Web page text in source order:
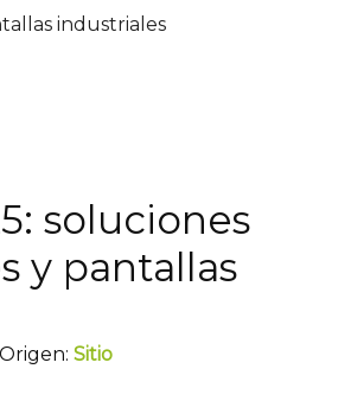
industriales
soluciones
y pantallas
Sitio